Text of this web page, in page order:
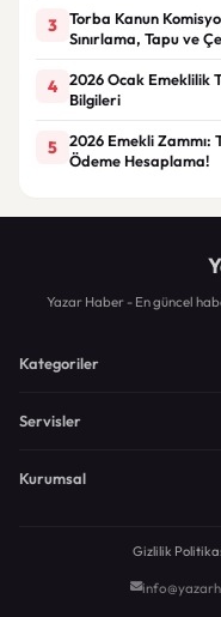
3
Torba Kanun
Sınırlama, Tapu ve
4
2026 Ocak Emeklilik
Bilgileri
5
2026 Emekli Zammı:
Ödeme Hesaplama!
Yazar Haber - En güncel
Kategoriler
Servisler
Kurumsal
Gizlilik